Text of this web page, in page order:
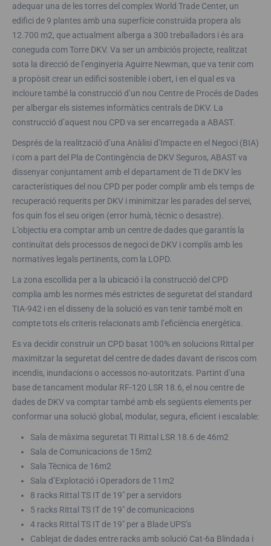
adequar una de les torres del complex World Trade Center, un
edifici de 9 plantes amb una superfície construïda propera als
12.700 m2, que actualment alberga a 300 treballadors i és ara
coneguda com Torre DKV. Va ser un ambiciós projecte, realitzat
sota la direcció de l’enginyeria Aguirre Newman, que va tenir com
a propòsit crear un edifici sostenible i obert, i en el qual es va
incloure també la construcció d’un nou Centre de Procés de Dades
per albergar els sistemes informàtics centrals de DKV. La
construcció d’aquest nou CPD va ser encarregada a ABAST.
Després de la realització d’una Anàlisi d’Impacte en el Negoci (BIA)
i com a part del Pla de Contingència de DKV Seguros, ABAST va
dissenyar conjuntament amb el departament de TI de DKV les
característiques del nou CPD per poder complir amb els temps de
recuperació requerits per DKV i minimitzar les parades del servei,
fos quin fos el seu origen (error humà, tècnic o desastre).
L’objectiu era comptar amb un centre de dades que garantís la
continuïtat dels processos de negoci de DKV i complís amb les
normatives legals pertinents, com la LOPD.
La zona escollida per a la ubicació i la construcció del CPD
complia amb les normes més estrictes de seguretat del standard
TIA-942 i en el disseny de la solució es van tenir també molt en
compte tots els criteris relacionats amb l’eficiència energètica.
Es va decidir construir un CPD basat 100% en solucions Rittal per
maximitzar la seguretat del centre de dades davant de riscos com
incendis, inundacions o accessos no-autoritzats. Partint d’una
base de tancament modular RF-120 LSR 18.6, el nou centre de
dades de DKV va comptar també amb els següents elements per
conformar una solució global, modular, segura, eficient i escalable:
Sala de màxima seguretat TI Rittal LSR 18.6 de 46m2
Sala de Comunicacions de 15m2
Sala Tècnica de 16m2
Sala d’Explotació i Operadors de 11m2
8 racks Rittal TS IT de 19″ per a servidors
5 racks Rittal TS IT de 19″ de comunicacions
4 racks Rittal TS IT de 19″ per a Blade UPS’s
Cablejat de dades entre racks amb solució Cat-6a Blindada i